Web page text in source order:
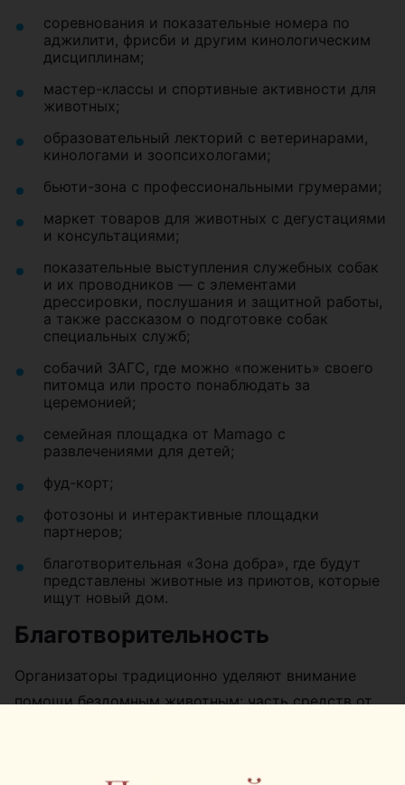
соревнования и показательные номера по
аджилити, фрисби и другим кинологическим
дисциплинам;
мастер-классы и спортивные активности для
животных;
образовательный лекторий с ветеринарами,
кинологами и зоопсихологами;
бьюти-зона с профессиональными грумерами;
маркет товаров для животных с дегустациями
и консультациями;
показательные выступления служебных собак
и их проводников — с элементами
дрессировки, послушания и защитной работы,
а также рассказом о подготовке собак
специальных служб;
собачий ЗАГС, где можно «поженить» своего
питомца или просто понаблюдать за
церемонией;
семейная площадка от Mamago с
развлечениями для детей;
фуд-корт;
фотозоны и интерактивные площадки
партнеров;
благотворительная «Зона добра», где будут
представлены животные из приютов, которые
ищут новый дом.
Благотворительность
Организаторы традиционно уделяют внимание
помощи бездомным животным: часть средств от